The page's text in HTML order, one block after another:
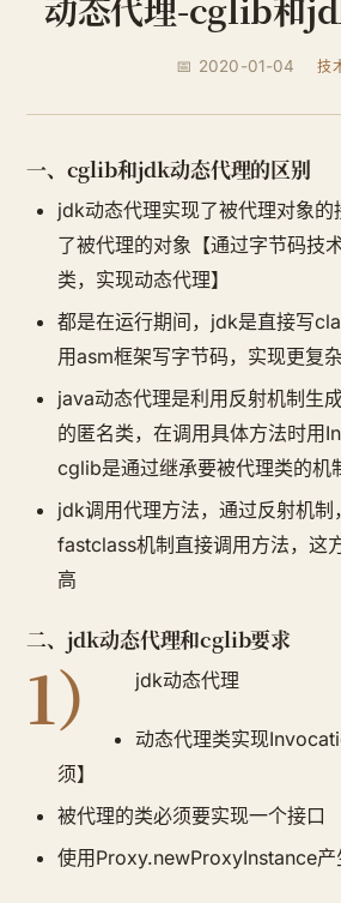
动态代理-cglib和
📅 2020-01-04 技
一、cglib和jdk动态代理的区别
jdk动态代理实现了被代理对象
了被代理的对象【通过字节码技
类，实现动态代理】
都是在运行期间，jdk是直接写
用asm框架写字节码，实现更复
java动态代理是利用反射机制生
的匿名类，在调用具体方法时用
cglib是通过继承要被代理类的机
jdk调用代理方法，通过反射机
fastclass机制直接调用方法，这
高
二、jdk动态代理和cglib要求
1） jdk动态代理
动态代理类实现
须】
被代理的类必须要实现一个接口
使用Proxy.newProxyInstance产